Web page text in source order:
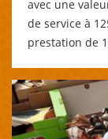
avec une
de service à
prestation de